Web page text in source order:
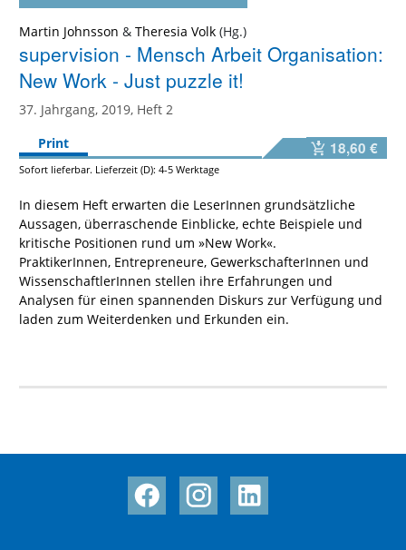
Martin Johnsson & Theresia Volk
supervision - Mensch Arbeit Organisation:
New Work - Just puzzle it!
37. Jahrgang, 2019, Heft 2
Print
18,60 €
Sofort lieferbar. Lieferzeit (D): 4-5 Werktage
In diesem Heft erwarten die LeserInnen grundsätzliche
Aussagen, überraschende Einblicke, echte Beispiele und
kritische Positionen rund um »New Work«.
PraktikerInnen, Entrepreneure, GewerkschafterInnen und
WissenschaftlerInnen stellen ihre Erfahrungen und
Analysen für einen spannenden Diskurs zur Verfügung und
laden zum Weiterdenken und Erkunden ein.